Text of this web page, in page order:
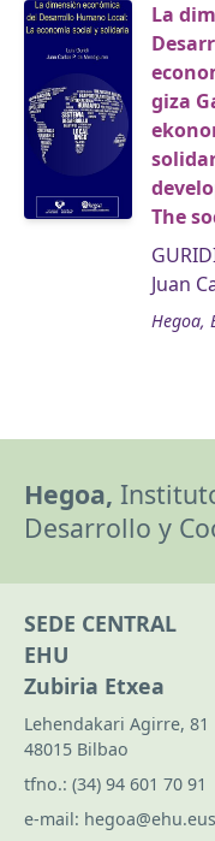
La
giza
The
Juan
Hegoa,
Hegoa,
Desarrollo y
SEDE CENTRAL
EHU
Zubiria Etxea
Lehendakari Agirre, 81
48015 Bilbao
tfno.: (34) 94 601 70 91
e-mail: hegoa@ehu.eus